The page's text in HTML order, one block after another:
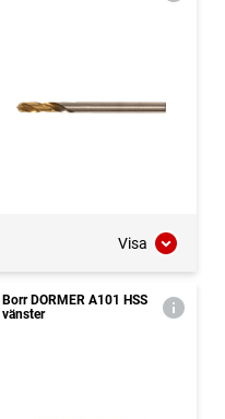
Visa
Borr DORMER A101 HSS
vänster